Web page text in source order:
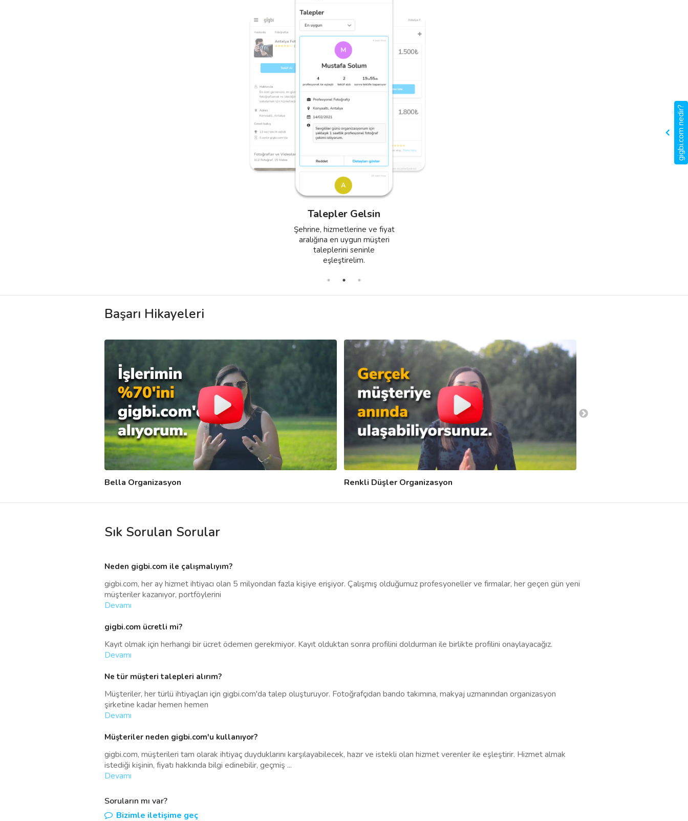
Fotoğrafların, videoların ve
aldığın referans yorumları
içeren etkili bir profil oluştur.Talepler Gelsin
Şehrine, hizmetlerine ve fiyat
aralığına en uygun müşteri
taleplerini seninle
eşleştirelim.
Teklifini ver, anlaşmayı yap ve
aldığın değerlendirmelerle
düzenli gelir elde et.
Başarı Hikayeleri
Bella Organizasyon Renkli Düşler Organizasyon
Sık Sorulan Sorular
Neden gigbi.com ile çalışmalıyım?
gigbi.com, her ay hizmet ihtiyacı olan 5 milyondan fazla kişiye erişiyor. Çalışmış olduğumuz profesyoneller ve firmalar, her geçen gün yeni
müşteriler kazanıyor, portföylerini
Devamı
gigbi.com ücretli mi?
Kayıt olmak için herhangi bir ücret ödemen gerekmiyor. Kayıt olduktan sonra profilini doldurman ile birlikte profilini onaylayacağız.
Devamı
Ne tür müşteri talepleri alırım?
Müşteriler, her türlü ihtiyaçları için gigbi.com'da talep oluşturuyor. Fotoğrafçıdan bando takımına, makyaj uzmanından organizasyon
şirketine kadar hemen hemen
Devamı
Müşteriler neden gigbi.com'u kullanıyor?
gigbi.com, müşterileri tam olarak ihtiyaç duyduklarını karşılayabilecek, hazır ve istekli olan hizmet verenler ile eşleştirir. Hizmet almak
istediği kişinin, fiyatı hakkında bilgi edinebilir, geçmiş ...
Devamı
Soruların mı var?
Bizimle iletişime geç
gigbi.com nedir?